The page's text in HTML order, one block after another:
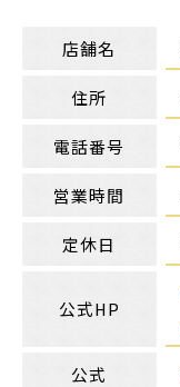
店舗名
住所
電話番号
営業時間
定休日
公式HP
公式